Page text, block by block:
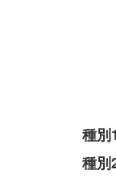
種別1
種別